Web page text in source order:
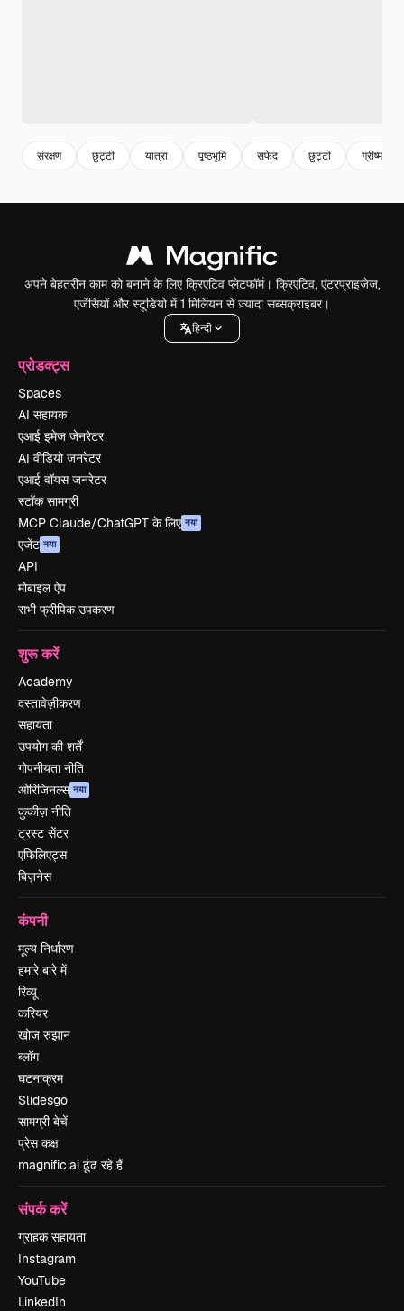
संरक्षण छुट्टी यात्रा पृष्ठभूमि सफेद छुट्टी ग्रीष्म ऋतु
अपने बेहतरीन काम को बनाने के लिए क्रिएटिव प्लेटफॉर्म। क्रिएटिव, एंटरप्राइजेज,
एजेंसियों और स्टूडियो में 1 मिलियन से ज़्यादा सब्सक्राइबर।
हिन्दी
प्रोडक्ट्स
Spaces
AI सहायक
एआई इमेज जेनरेटर
AI वीडियो जनरेटर
एआई वॉयस जनरेटर
स्टॉक सामग्री
MCP Claude/ChatGPT के लिए नया
एजेंट नया
API
मोबाइल ऐप
सभी फ्रीपिक उपकरण
शुरू करें
Academy
दस्तावेज़ीकरण
सहायता
उपयोग की शर्तें
गोपनीयता नीति
ओरिजिनल्स नया
कुकीज़ नीति
ट्रस्ट सेंटर
एफिलिएट्स
बिज़नेस
कंपनी
मूल्य निर्धारण
हमारे बारे में
रिव्यू
करियर
खोज रुझान
ब्लॉग
घटनाक्रम
Slidesgo
सामग्री बेचें
प्रेस कक्ष
magnific.ai ढूंढ रहे हैं
संपर्क करें
ग्राहक सहायता
Instagram
YouTube
LinkedIn